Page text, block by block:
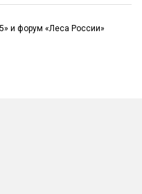
и форум «Леса России»